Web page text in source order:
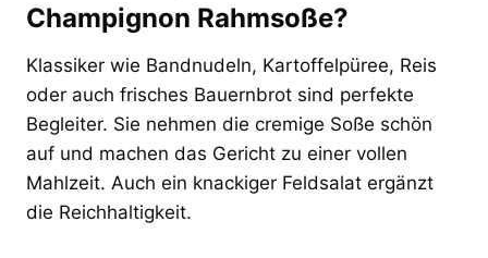
Champignon Rahmsoße?
Klassiker wie Bandnudeln, Kartoffelpüree, Reis
oder auch frisches Bauernbrot sind perfekte
Begleiter. Sie nehmen die cremige Soße schön
auf und machen das Gericht zu einer vollen
Mahlzeit. Auch ein knackiger Feldsalat ergänzt
die Reichhaltigkeit.